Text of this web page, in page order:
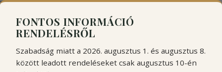
```html
FONTOS INFORMÁCIÓ
RENDELÉSRŐL
Szabadság miatt a 2026. augusztus 1. és augusztus 8.
között leadott rendeléseket csak augusztus 10-én